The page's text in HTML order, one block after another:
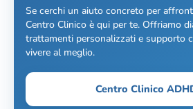
Se cerchi un aiuto concreto per
Centro Clinico è qui per te. Offriamo
trattamenti personalizzati e supporto
vivere al meglio.
Centro Clinico